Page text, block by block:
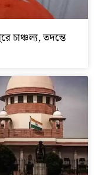
চাঞ্চল্য, তদন্তে